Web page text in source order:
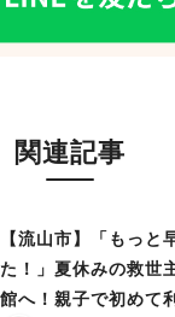
関連記事
【流山市】「もっと
た！」夏休みの救世
館へ！親子で初めて
人気のキーワード
教えて投稿記事